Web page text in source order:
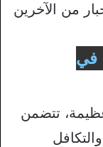
من الآخرين
في
تتضمن